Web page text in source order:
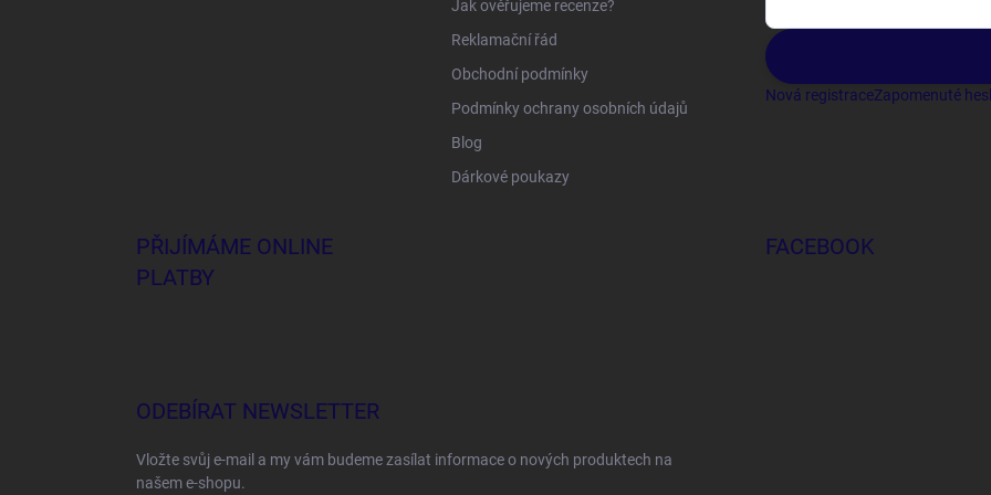
Jak ověřujeme recenze?
Reklamační řád
Obchodní podmínky
Podmínky ochrany osobních údajů
Blog
Dárkové poukazy
Nová registraceZapomenuté
PŘIJÍMÁME ONLINE
PLATBY
FACEBOOK
ODEBÍRAT NEWSLETTER
Vložte svůj e-mail a my vám budeme zasílat informace o nových produktech na
našem e-shopu.